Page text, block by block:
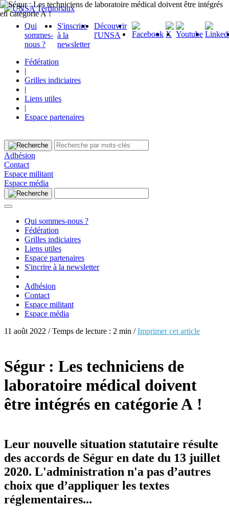
Qui
sommes-
nous ?
S'inscrire
à la
newsletter
Découvrir
l'UNSA
Fédération
|
Grilles indiciaires
|
Liens utiles
|
Espace partenaires
Adhésion
Contact
Espace militant
Espace média
Qui sommes-nous ?
Fédération
Grilles indiciaires
Liens utiles
Espace partenaires
S'incrire à la newsletter
Adhésion
Contact
Espace militant
Espace média
11 août 2022 / Temps de lecture : 2 min /Imprimer cet article
Ségur : Les techniciens de
laboratoire médical doivent
être intégrés en catégorie A !
Leur nouvelle situation statutaire résulte
des accords de Ségur en date du 13 juillet
2020. L'administration n'a pas d’autres
choix que d’appliquer les textes
réglementaires...